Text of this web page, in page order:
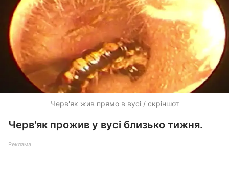
Черв'як жив прямо в вусі / скріншот
Черв'як прожив у вусі близько тижня.
Реклама